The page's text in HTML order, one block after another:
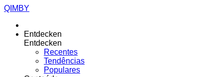
QIMBY
Entdecken
Entdecken
Recentes
Tendências
Populares